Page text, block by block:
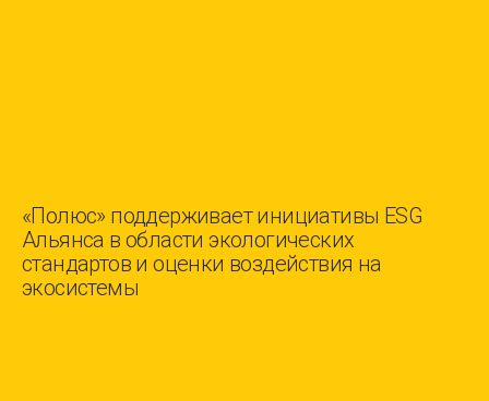
«Полюс» поддерживает инициативы ESG
Альянса в области экологических
стандартов и оценки воздействия на
экосистемы